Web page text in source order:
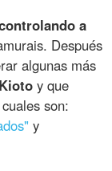
a
Después
algunas más
Kioto y que
son:
y